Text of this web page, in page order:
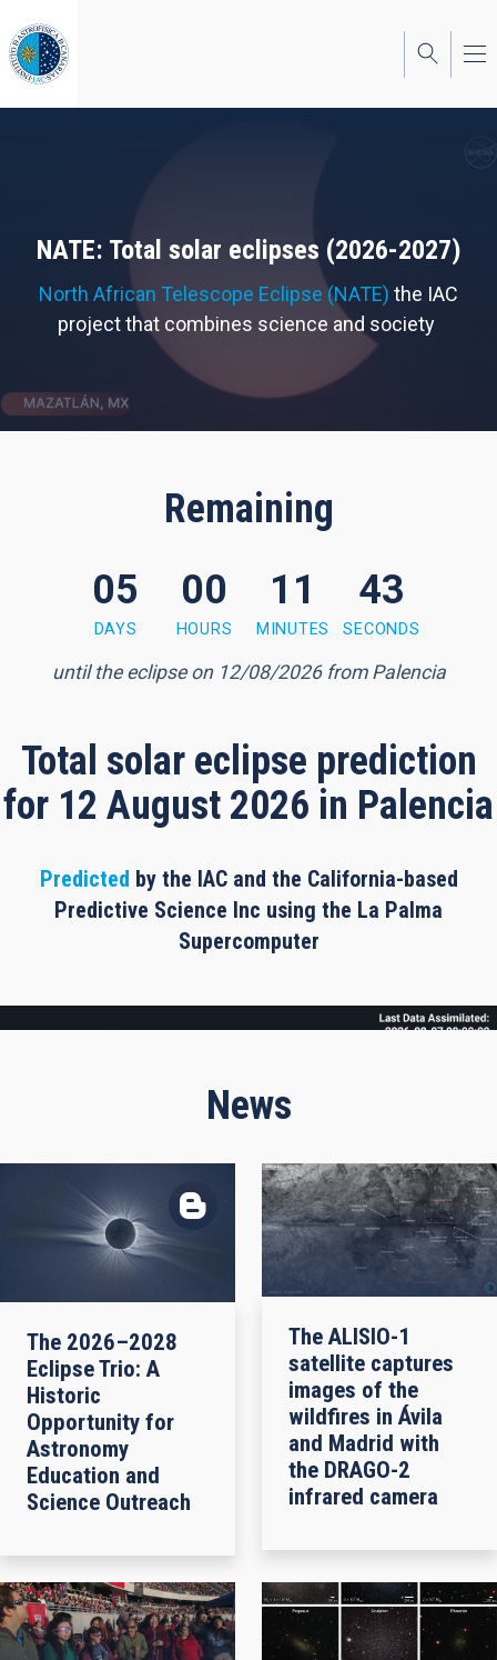
to
main
content
NATE: Total solar eclipses (2026-2027)
North African Telescope Eclipse (NATE) the IAC
project that combines science and society
Remaining
42 seconds
05
DAYS
00
HOURS
11
MINUTES
42
SECONDS
until the eclipse on 12/08/2026 from Palencia
Total solar eclipse prediction
for 12 August 2026 in Palencia
Predicted by the IAC and the California-based
Predictive Science Inc using the La Palma
Supercomputer
News
The 2026–2028
Eclipse Trio: A
Historic
Opportunity for
Astronomy
Education and
Science Outreach
The ALISIO-1
satellite captures
images of the
wildfires in Ávila
and Madrid with
the DRAGO-2
infrared camera